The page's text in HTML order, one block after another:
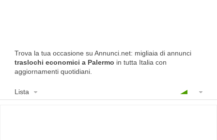
Trova la tua occasione su Annunci.net: migliaia di annunci
traslochi economici a Palermo in tutta Italia con
aggiornamenti quotidiani.
Lista